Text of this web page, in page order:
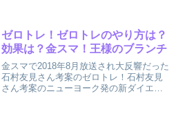
ゼロトレ！ゼロトレのやり方は？
効果は？金スマ！王様のブランチ
金スマで2018年8月放送され大反響だった
石村友見さん考案のゼロトレ！石村友見
さん考案のニューヨーク発の新ダイエッ